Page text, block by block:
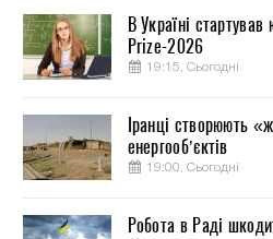
В Україні
Prize-2026
19:15, Сьогодні
Іранці створюють
енергооб’єктів
19:00, Сьогодні
Робота в Раді